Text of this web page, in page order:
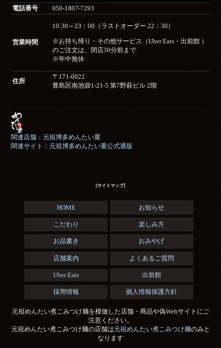
電話番号 050-1807-7293
営業時間
10:30～23：00（ラストオーダー 22：30）
※お持ち帰り・その他サービス（Uber Eats・出前館 ）
のご注文は、閉店30分前まで
※年中無休
住所
〒171-0022
豊島区南池袋1-21-5 第7野萩ビル 2階
関連店舗：元祖博多めんたい重
関連サイト：元祖博多めんたい重公式通販
[サイトマップ]
HOME お知らせ
こだわり 楽しみ方
お品書き おみやげ
店舗案内 よくあるご質問
Uber Eats 出前館
採用情報 個人情報保護方針
元祖めんたい煮こみつけ麺を模倣した店舗・商品や偽Webサイトにご
注意ください。
元祖めんたい煮こみつけ麺の店舗は元祖めんたい煮こみつけ麺のみと
なります